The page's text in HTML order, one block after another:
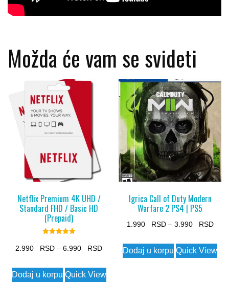
Možda će vam se svideti
Netflix Premium 4K UHD /
Standard FHD / Basic HD
(Prepaid)
5.00
out of 5
2.990 – 6.990
Price
2.990 $
Dodaj u korpu
This
product
Quick View
Igrica Call of Duty Modern
Warfare 2 PS4 | PS5
1.990 – 3.990
Price
Dodaj u korpu
This
product
Quick View